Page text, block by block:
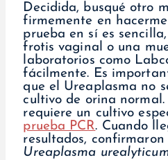
Decidida, busqué otro
firmemente en
prueba en sí es
frotis vaginal o una
laboratorios como
fácilmente. Es
que el Ureaplasma no
cultivo de orina
requiere un cultivo
prueba PCR. Cuando
resultados,
Ureaplasma